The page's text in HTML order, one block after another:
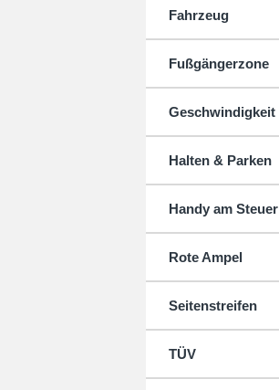
Fahrzeug
Fußgängerzone
Geschwindigkeit
Halten & Parken
Handy am Steuer
Rote Ampel
Seitenstreifen
TÜV